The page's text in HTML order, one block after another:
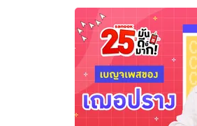
อัปเดตจีน
เช็กข่าวชัวร์